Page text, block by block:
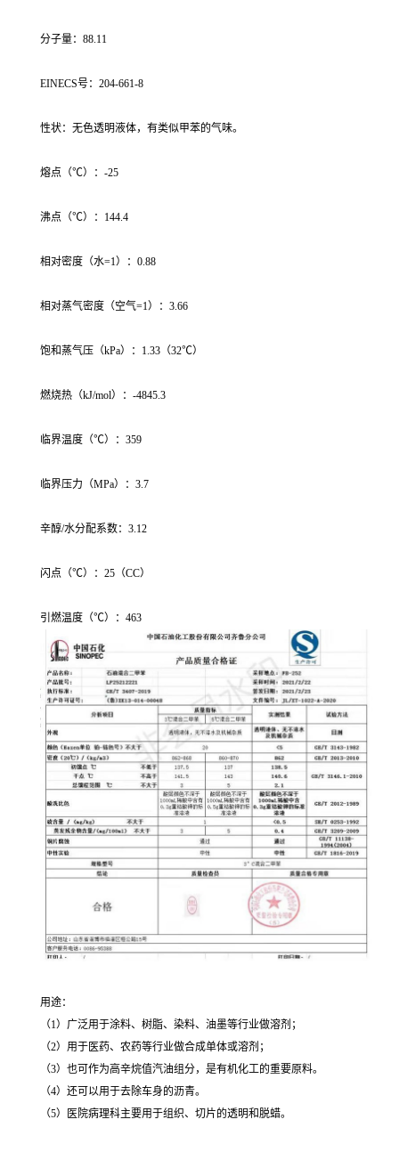
分子量：88.11
EINECS号：204-661-8
性状：无色透明液体，有类似甲苯的气味。
熔点（℃）：-25
沸点（℃）：144.4
相对密度（水=1）：0.88
相对蒸气密度（空气=1）：3.66
饱和蒸气压（kPa）：1.33（32℃）
燃烧热（kJ/mol）：-4845.3
临界温度（℃）：359
临界压力（MPa）：3.7
辛醇/水分配系数：3.12
闪点（℃）：25（CC）
引燃温度（℃）：463
用途：
（1）广泛用于涂料、树脂、染料、油墨等行业做溶剂；
（2）用于医药、农药等行业做合成单体或溶剂；
（3）也可作为高辛烷值汽油组分，是有机化工的重要原料。
（4）还可以用于去除车身的沥青。
（5）医院病理科主要用于组织、切片的透明和脱蜡。